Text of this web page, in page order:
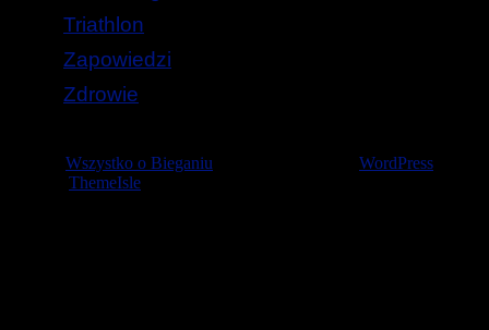
Triathlon
Zapowiedzi
Zdrowie
Wszystko o Bieganiu
WordPress
ThemeIsle